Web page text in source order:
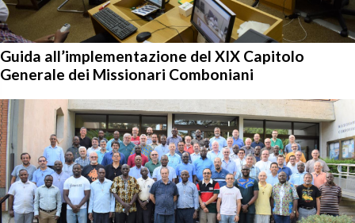
Guida all’implementazione del XIX Capitolo
Generale dei Missionari Comboniani